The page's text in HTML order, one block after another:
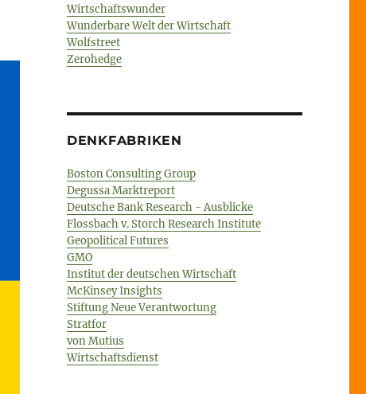
Wirtschaftswunder
Wunderbare Welt der Wirtschaft
Wolfstreet
Zerohedge
DENKFABRIKEN
Boston Consulting Group
Degussa Marktreport
Deutsche Bank Research - Ausblicke
Flossbach v. Storch Research Institute
Geopolitical Futures
GMO
Institut der deutschen Wirtschaft
McKinsey Insights
Stiftung Neue Verantwortung
Stratfor
von Mutius
Wirtschaftsdienst